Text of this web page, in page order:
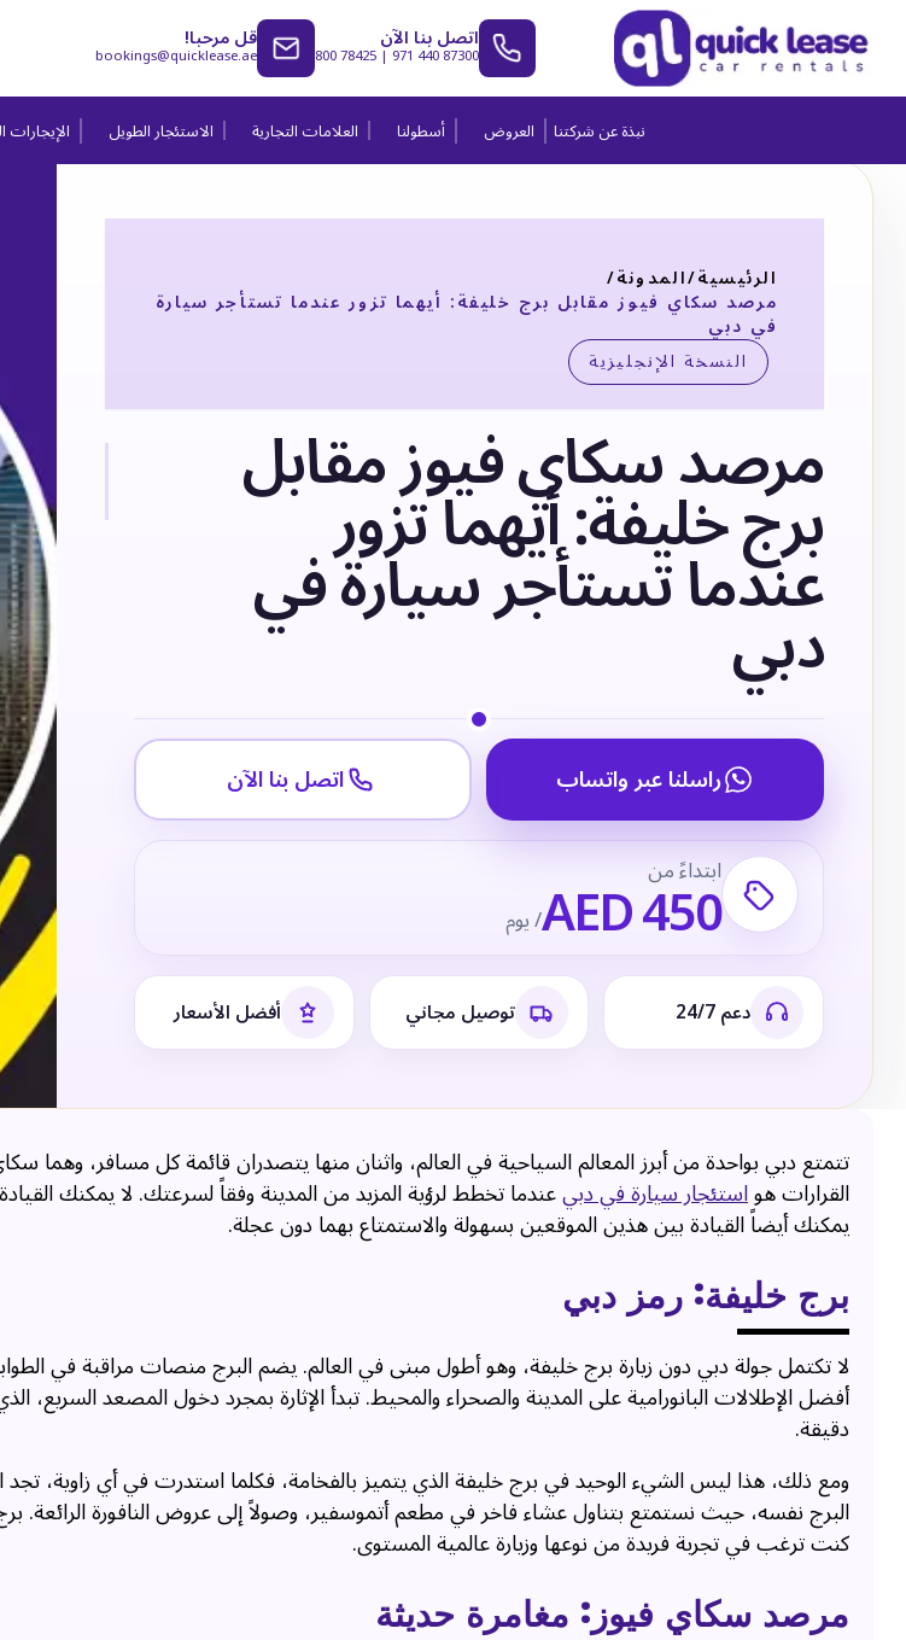
اتصل بنا الآن800 78425 |971 440 87300 قل مرحبا!
bookings@quicklease.ae
نبذة عن شركتنا العروض أسطولنا العلامات التجارية الاستئجار الطويل الإيجارات
الرئيسية/المدونة/
مرصد سكاي فيوز مقابل برج خليفة: أيهما تزور عندما تستأجر سيارة
في دبي
النسخة الإنجليزية
مرصد سكاي فيوز مقابل
برج خليفة: أيهما تزور
عندما تستأجر سيارة في
دبي
راسلنا عبر واتساب اتصل بنا الآن
ابتداءً من
AED 450/ يوم
دعم 24/7 توصيل مجاني أفضل الأسعار
تتمتع دبي بواحدة من أبرز المعالم السياحية في العالم، واثنان منها يتصدران قائمة كل مسافر، وهما
القرارات هواستئجار سيارة في دبيعندما تخطط لرؤية المزيد من المدينة وفقاً لسرعتك. لا يمكنك
يمكنك أيضاً القيادة بين هذين الموقعين بسهولة والاستمتاع بهما دون عجلة.
برج خليفة: رمز دبي
أفضل الإطلالات البانورامية على المدينة والصحراء والمحيط. تبدأ الإثارة بمجرد دخول المصعد
دقيقة.
ومع ذلك، هذا ليس الشيء الوحيد في برج خليفة الذي يتميز بالفخامة، فكلما استدرت في أي زاوية، تجد
البرج نفسه، حيث نستمتع بتناول عشاء فاخر في مطعم أتموسفير، وصولاً إلى عروض النافورة الرائعة.
كنت ترغب في تجربة فريدة من نوعها وزيارة عالمية المستوى.
مرصد سكاي فيوز: مغامرة حديثة